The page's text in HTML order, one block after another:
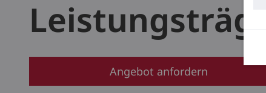
Leistungsträger
Angebot anfordern